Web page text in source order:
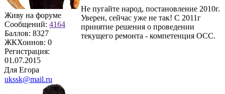
Живу на форуме
Сообщений: 4164
Баллов: 8327
ЖКХоинов: 0
Регистрация:
01.07.2015
Не пугайте народ, постановление 2010г.
Уверен, сейчас уже не так! С 2011г
принятие решения о проведении
текущего ремонта - компетенция ОСС.
Для Егора
ukssk@mail.ru